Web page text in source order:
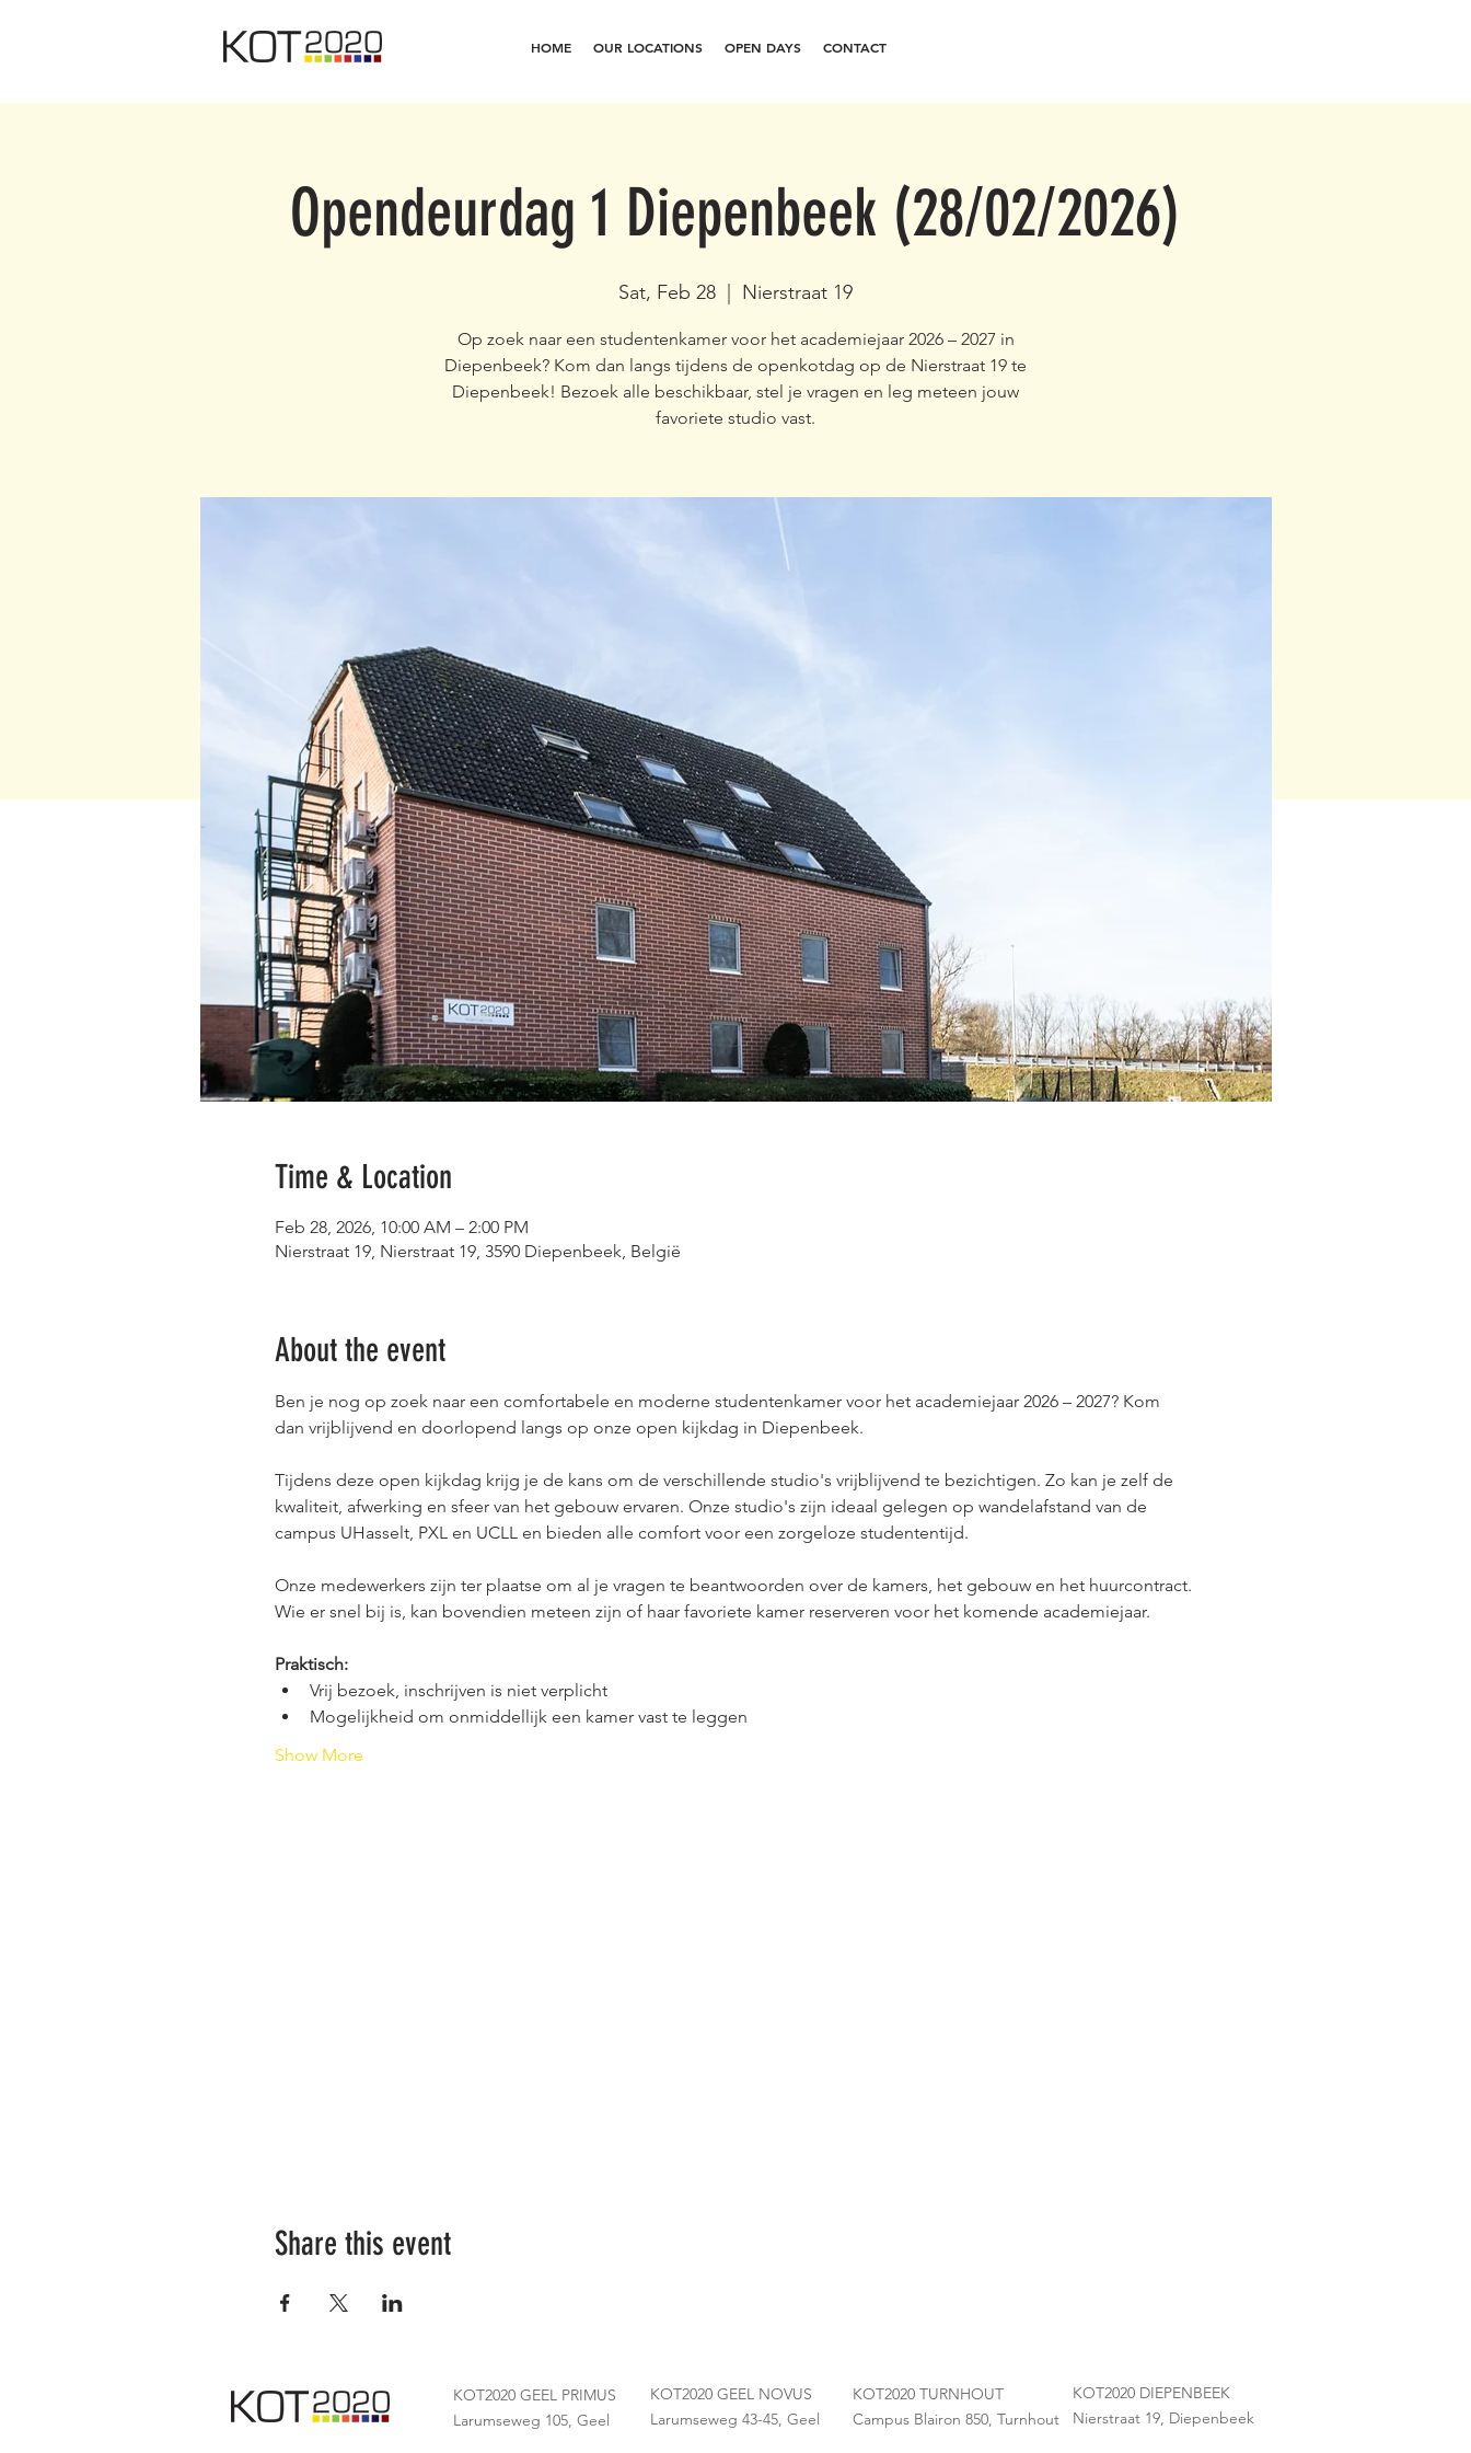
HOME OUR LOCATIONS OPEN DAYS CONTACT
Opendeurdag 1 Diepenbeek (28/02/2026)
Sat, Feb 28 Nierstraat 19
Op zoek naar een studentenkamer voor het academiejaar 2026 – 2027 in
Diepenbeek? Kom dan langs tijdens de openkotdag op de Nierstraat 19 te
Diepenbeek! Bezoek alle beschikbaar, stel je vragen en leg meteen jouw
favoriete studio vast.
Time & Location
Feb 28, 2026, 10:00 AM – 2:00 PM
Nierstraat 19, Nierstraat 19, 3590 Diepenbeek, België
About the event
Ben je nog op zoek naar een comfortabele en moderne studentenkamer voor het academiejaar 2026 – 2027? Kom
dan vrijblijvend en doorlopend langs op onze open kijkdag in Diepenbeek.
Tijdens deze open kijkdag krijg je de kans om de verschillende studio's vrijblijvend te bezichtigen. Zo kan je zelf de
kwaliteit, afwerking en sfeer van het gebouw ervaren. Onze studio's zijn ideaal gelegen op wandelafstand van de
campus UHasselt, PXL en UCLL en bieden alle comfort voor een zorgeloze studententijd.
Onze medewerkers zijn ter plaatse om al je vragen te beantwoorden over de kamers, het gebouw en het huurcontract.
Wie er snel bij is, kan bovendien meteen zijn of haar favoriete kamer reserveren voor het komende academiejaar.
Praktisch:
Vrij bezoek, inschrijven is niet verplicht
Mogelijkheid om onmiddellijk een kamer vast te leggen
Show More
Share this event
KOT2020 GEEL PRIMUS
Larumseweg 105, Geel
KOT2020 TURNHOUT
Campus Blairon 850, Turnhout
KOT2020 GEEL NOVUS
Larumseweg 43-45, Geel
KOT2020 DIEPENBEEK
Nierstraat 19, Diepenbeek